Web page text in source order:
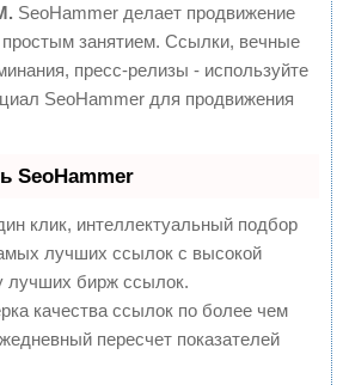
SeoHammer делает продвижение
занятием. Ссылки, вечные
пресс-релизы - используйте
SeoHammer для продвижения
SeoHammer
клик, интеллектуальный подбор
лучших ссылок с высокой
лучших бирж ссылок.
качества ссылок по более чем
пересчет показателей